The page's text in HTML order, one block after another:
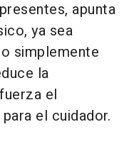
apunta
ya sea
simplemente
la
el
el cuidador.